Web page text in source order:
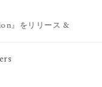
をリリース & 幡ヶ谷